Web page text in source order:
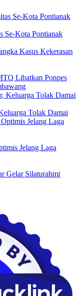
Se-Kota Pontianak
Kasus Kekerasan
Libatkan Ponpes
Tolak Damai
Jelang Laga
Gelar Silaturahmi